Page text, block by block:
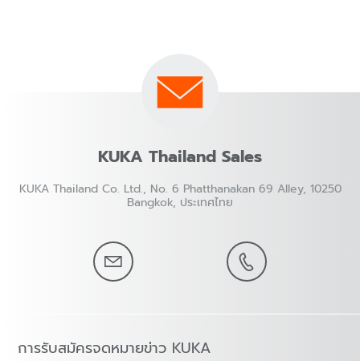
KUKA Thailand Sales
KUKA Thailand Co. Ltd., No. 6 Phatthanakan 69 Alley, 10250
Bangkok, ประเทศไทย
การรับสมัครจดหมายข่าว KUKA